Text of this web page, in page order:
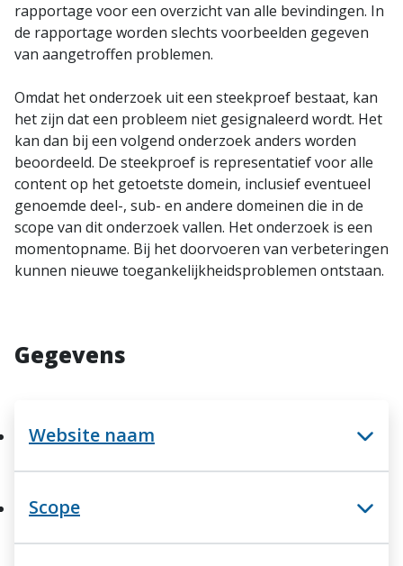
rapportage voor een overzicht van alle bevindingen. In
de rapportage worden slechts voorbeelden gegeven
van aangetroffen problemen.
Omdat het onderzoek uit een steekproef bestaat, kan
het zijn dat een probleem niet gesignaleerd wordt. Het
kan dan bij een volgend onderzoek anders worden
beoordeeld. De steekproef is representatief voor alle
content op het getoetste domein, inclusief eventueel
genoemde deel-, sub- en andere domeinen die in de
scope van dit onderzoek vallen. Het onderzoek is een
momentopname. Bij het doorvoeren van verbeteringen
kunnen nieuwe toegankelijkheidsproblemen ontstaan.
Gegevens
Website naam
Scope